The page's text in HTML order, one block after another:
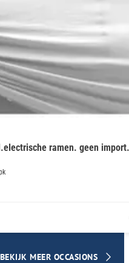
ramen. geen
BEKIJK MEER OCCASIONS